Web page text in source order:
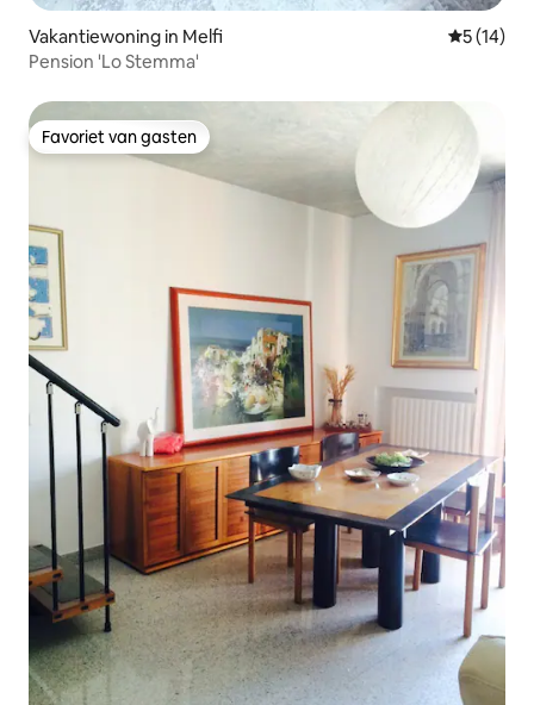
Vakantiewoning in Melfi
5 (14)
Pension 'Lo Stemma'
Favoriet van gasten
Favoriet van gasten